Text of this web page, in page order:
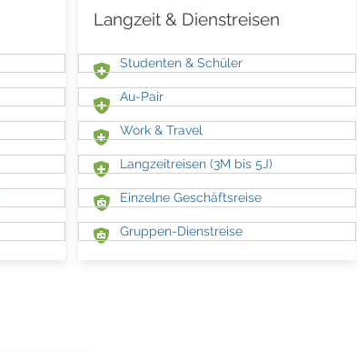
Langzeit & Dienstreisen
Studenten & Schüler
Au-Pair
Work & Travel
Einzelne Geschäftsreise
Gruppen-Dienstreise
Langzeitreisen (3M bis 5J)